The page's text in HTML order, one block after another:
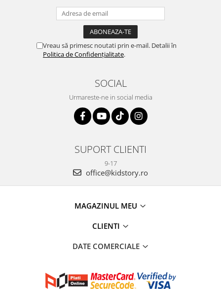
Vreau să primesc noutati prin e-mail. Detalii în
Politica de Confidențialitate.
SOCIAL
Urmareste-ne in social media
SUPORT CLIENTI
9-17
office@kidstory.ro
MAGAZINUL MEU
CLIENTI
DATE COMERCIALE